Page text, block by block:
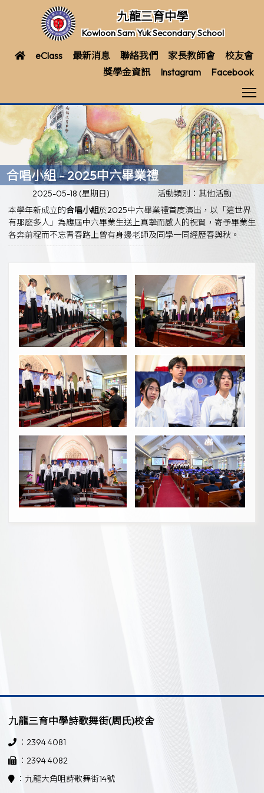
九龍三育中學
Kowloon Sam Yuk Secondary School
eClass 最新消息 聯絡我們 家長教師會
校友會
獎學金資訊
Instagram Facebook
合唱小組 - 2025中六畢業禮
2025-05-18 (星期日)
活動類別：其他活動
本學年新成立的合唱小組於2025中六畢業禮首度演出，以「這世界
有那麽多人」為應屆中六畢業生送上真摰而感人的祝賀，寄予畢業生
各奔前程而不忘青春路上曾有身邊老師及同學一同經歷春與秋。
九龍三育中學詩歌舞街(周氏)校舍
：2394 4081
：2394 4082
：九龍大角咀詩歌舞街14號